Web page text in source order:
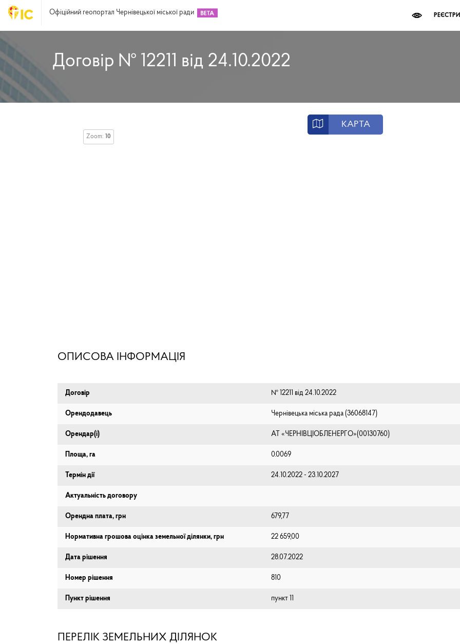
Офіційний геопортал Чернівецької міської ради РЕЄСТРИ
Договір № 12211 від 24.10.2022
КАРТА
Zoom: 10
ОПИСОВА ІНФОРМАЦІЯ
Договір № 12211 від 24.10.2022
Орендодавець Чернівецька міська рада (⁨36068147⁩)
Орендар(і) АТ «ЧЕРНІВЦІОБЛЕНЕРГО»(00130760)
Площа, га 0.0069
Термін дії 24.10.2022 - 23.10.2027
Актуальність договору
Орендна плата, грн 679,77
Нормативна грошова оцінка земельної ділянки, грн 22 659,00
Дата рішення 28.07.2022
Номер рішення 810
Пункт рішення пункт 11
ПЕРЕЛІК ЗЕМЕЛЬНИХ ДІЛЯНОК